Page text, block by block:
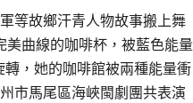
等故鄉汗青人物故事搬上舞
美曲線的咖啡杯，被藍色能量
，她的咖啡館被兩種能量衝
市馬尾區海峽閩劇團共表演